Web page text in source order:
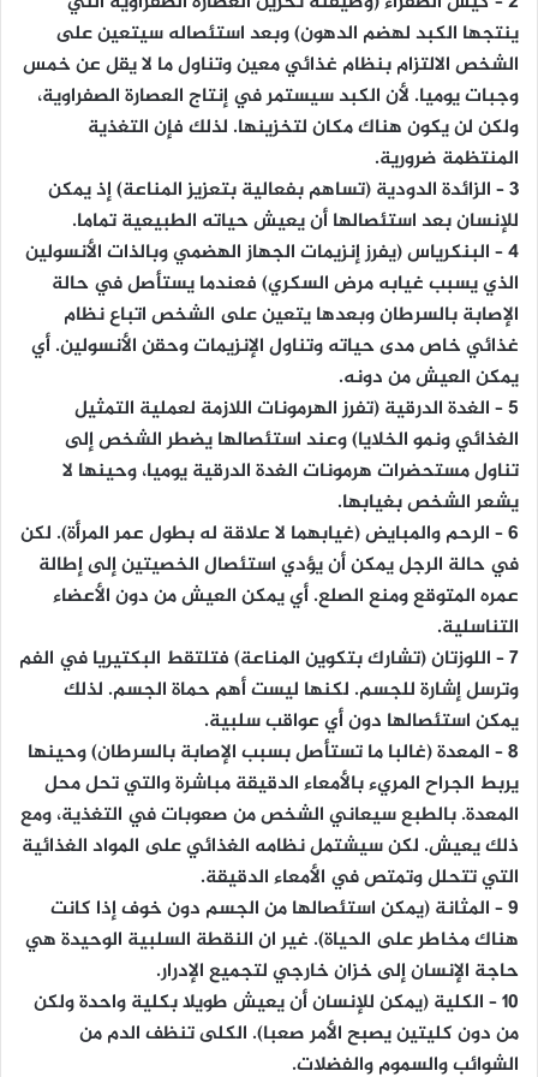
ينتجها الكبد لهضم الدهون) وبعد استئصاله سيتعين على
الشخص الالتزام بنظام غذائي معين وتناول ما لا يقل عن خمس
وجبات يوميا. لأن الكبد سيستمر في إنتاج العصارة الصفراوية،
ولكن لن يكون هناك مكان لتخزينها. لذلك فإن التغذية
المنتظمة ضرورية.
3 – الزائدة الدودية
(تساهم بفعالية بتعزيز المناعة) إذ يمكن
للإنسان بعد استئصالها أن يعيش حياته الطبيعية تماما.
4 – البنكرياس
(يفرز إنزيمات الجهاز الهضمي وبالذات الأنسولين
الذي يسبب غيابه مرض السكري) فعندما يستأصل في حالة
الإصابة بالسرطان وبعدها يتعين على الشخص اتباع نظام
غذائي خاص مدى حياته وتناول الإنزيمات وحقن الأنسولين. أي
يمكن العيش من دونه.
5 – الغدة الدرقية
(تفرز الهرمونات اللازمة لعملية التمثيل
الغذائي ونمو الخلايا) وعند استئصالها يضطر الشخص إلى
تناول مستحضرات هرمونات الغدة الدرقية يوميا، وحينها لا
يشعر الشخص بغيابها.
6 – الرحم والمبايض
(غيابهما لا علاقة له بطول عمر المرأة). لكن
في حالة الرجل يمكن أن يؤدي استئصال الخصيتين إلى إطالة
عمره المتوقع ومنع الصلع. أي يمكن العيش من دون الأعضاء
التناسلية.
7 – اللوزتان
(تشارك بتكوين المناعة) فتلتقط البكتيريا في الفم
وترسل إشارة للجسم. لكنها ليست أهم حماة الجسم. لذلك
يمكن استئصالها دون أي عواقب سلبية.
8 – المعد
ة (غالبا ما تستأصل بسبب الإصابة بالسرطان) وحينها
يربط الجراح المريء بالأمعاء الدقيقة مباشرة والتي تحل محل
المعدة. بالطبع سيعاني الشخص من صعوبات في التغذية، ومع
ذلك يعيش. لكن سيشتمل نظامه الغذائي على المواد الغذائية
التي تتحلل وتمتص في الأمعاء الدقيقة.
9 – المثانة
(يمكن استئصالها من الجسم دون خوف إذا كانت
هناك مخاطر على الحياة). غير ان النقطة السلبية الوحيدة هي
حاجة الإنسان إلى خزان خارجي لتجميع الإدرار.
10 – الكلية
(يمكن للإنسان أن يعيش طويلا بكلية واحدة ولكن
من دون كليتين يصبح الأمر صعبا). الكلى تنظف الدم من
الشوائب والسموم والفضلات.